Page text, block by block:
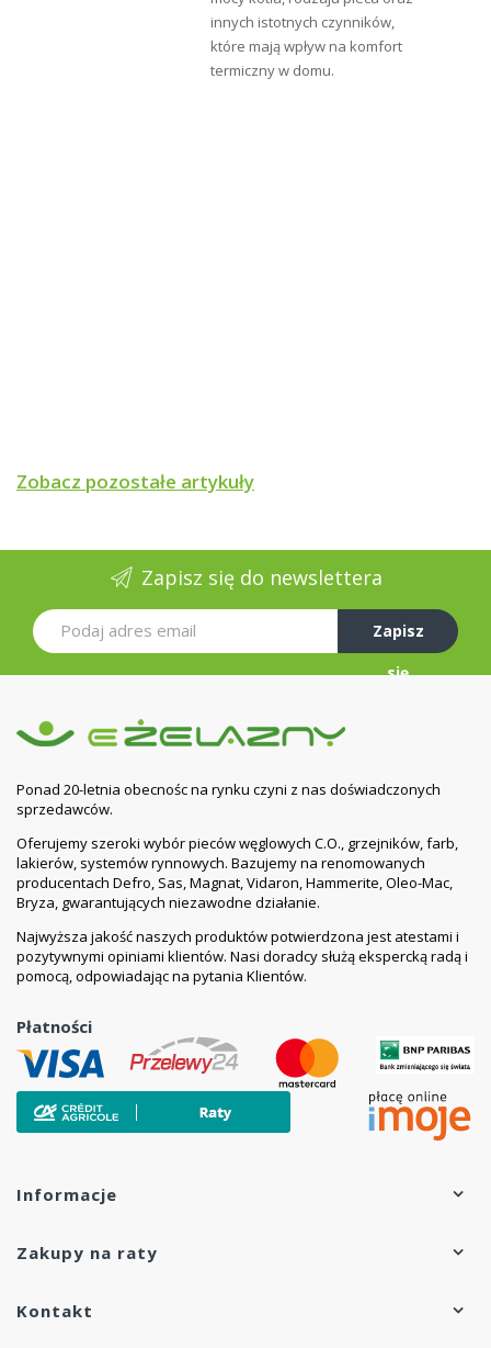
innych istotnych czynników,
które mają wpływ na komfort
termiczny w domu.
Zobacz pozostałe artykuły
Zapisz się do newslettera
Zapisz
się
Ponad 20-letnia obecnośc na rynku czyni z nas doświadczonych
sprzedawców.
Oferujemy szeroki wybór pieców węglowych C.O., grzejników, farb,
lakierów, systemów rynnowych. Bazujemy na renomowanych
producentach Defro, Sas, Magnat, Vidaron, Hammerite, Oleo-Mac,
Bryza, gwarantujących niezawodne działanie.
Najwyższa jakość naszych produktów potwierdzona jest atestami i
pozytywnymi opiniami klientów. Nasi doradcy służą ekspercką radą i
pomocą, odpowiadając na pytania Klientów.
Płatności
Informacje
Zakupy na raty
Kontakt